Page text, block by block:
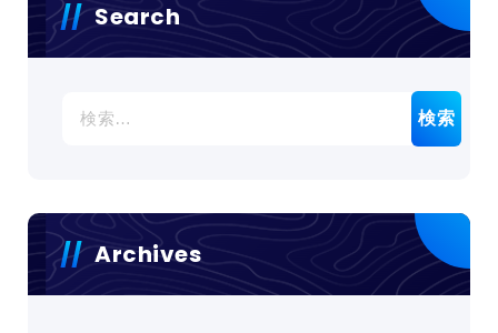
Search
Archives